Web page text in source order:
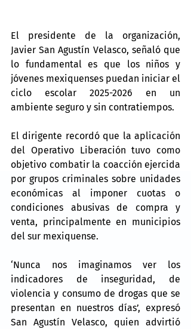
El presidente de la organización,
Javier San Agustín Velasco, señaló que
lo fundamental es que los niños y
jóvenes mexiquenses puedan iniciar el
ciclo escolar 2025-2026 en un
ambiente seguro y sin contratiempos.
El dirigente recordó que la aplicación
del Operativo Liberación tuvo como
objetivo combatir la coacción ejercida
por grupos criminales sobre unidades
económicas al imponer cuotas o
condiciones abusivas de compra y
venta, principalmente en municipios
del sur mexiquense.
‘Nunca nos imaginamos ver los
indicadores de inseguridad, de
violencia y consumo de drogas que se
presentan en nuestros días’, expresó
San Agustín Velasco, quien advirtió